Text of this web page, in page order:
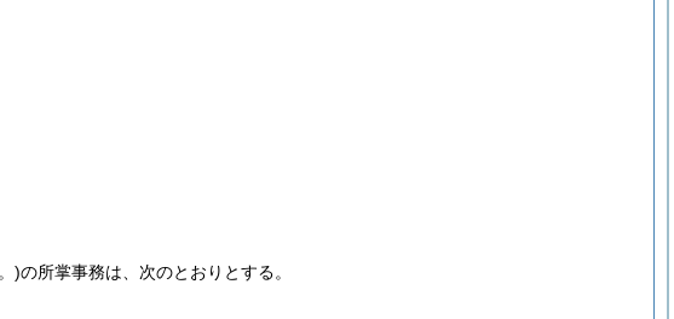
)の所掌事務は、次のとおりとする。